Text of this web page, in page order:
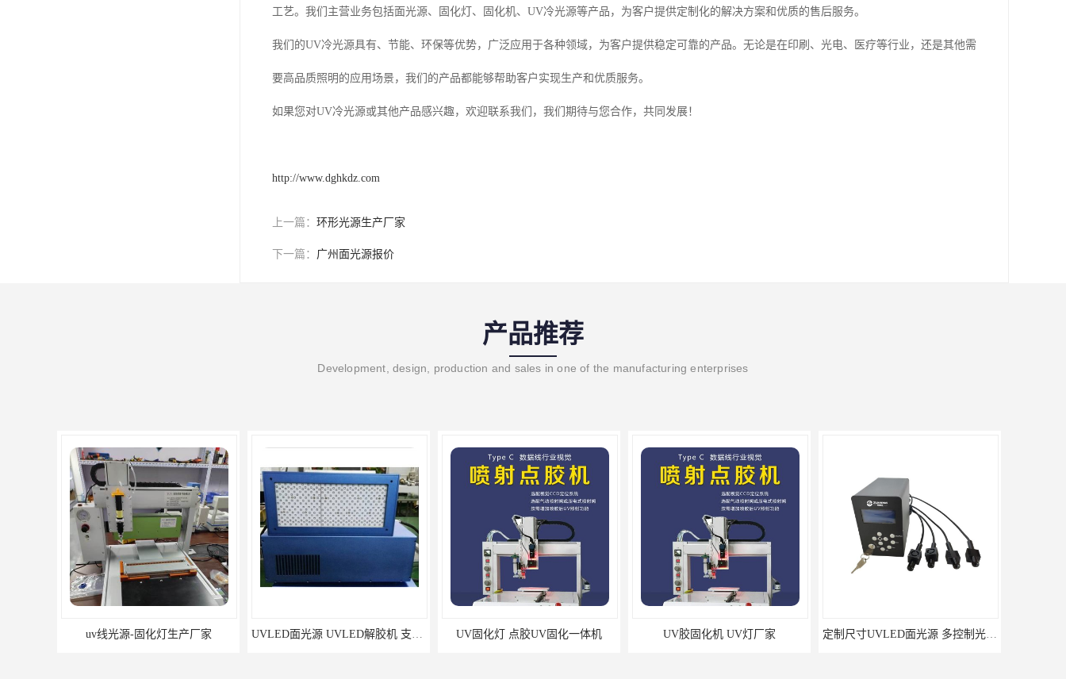
工艺。我们主营业务包括面光源、固化灯、固化机、UV冷光源等产品，为客户提供定制化的解决方案和优质的售后服务。
我们的UV冷光源具有、节能、环保等优势，广泛应用于各种领域，为客户提供稳定可靠的产品。无论是在印刷、光电、医疗等行业，还是其他需
要高品质照明的应用场景，我们的产品都能够帮助客户实现生产和优质服务。
如果您对UV冷光源或其他产品感兴趣，欢迎联系我们，我们期待与您合作，共同发展！
http://www.dghkdz.com
上一篇： 环形光源生产厂家
下一篇： 广州面光源报价
产品推荐
Development, design, production and sales in one of the manufacturing enterprises
uv线光源-固化灯生产厂家 UVLED面光源 UVLED解胶机 支持定制 UV固化灯 点胶UV固化一体机 UV胶固化机 UV灯厂家 定制尺寸UVLED面光源 多控制光固机